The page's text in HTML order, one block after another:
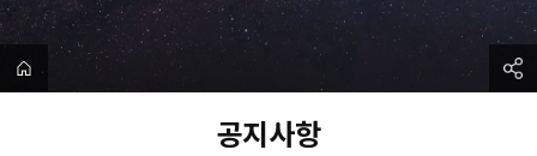
공지사항